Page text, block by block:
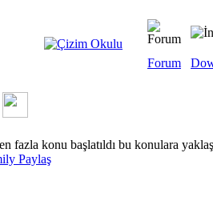
Forum
fazla konu başlatıldı bu konulara